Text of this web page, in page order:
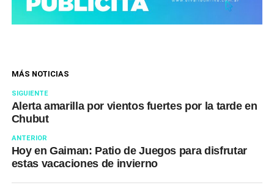
MÁS NOTICIAS
SIGUIENTE
Alerta amarilla por vientos fuertes por la tarde en
Chubut
ANTERIOR
Hoy en Gaiman: Patio de Juegos para disfrutar
estas vacaciones de invierno